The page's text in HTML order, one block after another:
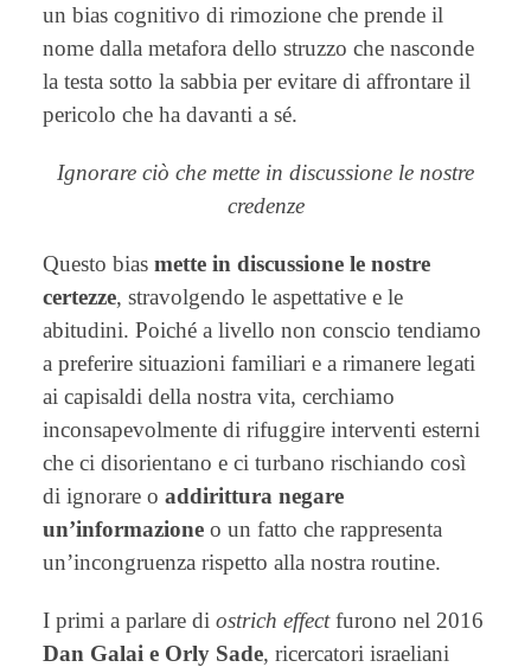
un bias cognitivo di rimozione che prende il
nome dalla metafora dello struzzo che nasconde
la testa sotto la sabbia per evitare di affrontare il
pericolo che ha davanti a sé.
Ignorare ciò che mette in discussione le nostre
credenze
Questo bias mette in discussione le nostre
certezze, stravolgendo le aspettative e le
abitudini. Poiché a livello non conscio tendiamo
a preferire situazioni familiari e a rimanere legati
ai capisaldi della nostra vita, cerchiamo
inconsapevolmente di rifuggire interventi esterni
che ci disorientano e ci turbano rischiando così
di ignorare o addirittura negare
un’informazioneo un fatto che rappresenta
un’incongruenza rispetto alla nostra routine.
I primi a parlare di ostrich effectfurono nel 2016
Dan Galai e Orly Sade, ricercatori israeliani